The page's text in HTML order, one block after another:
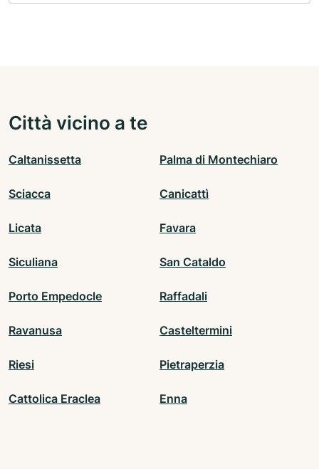
Città vicino a te
Caltanissetta Palma di Montechiaro
Sciacca Canicattì
Licata Favara
Siculiana San Cataldo
Porto Empedocle Raffadali
Ravanusa Casteltermini
Riesi Pietraperzia
Cattolica Eraclea Enna